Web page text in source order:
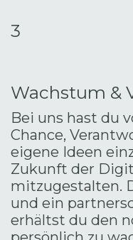
3
Wachstum &
Bei uns hast du
Chance,
eigene Ideen
Zukunft der
mitzugestalten.
und ein
erhältst du den